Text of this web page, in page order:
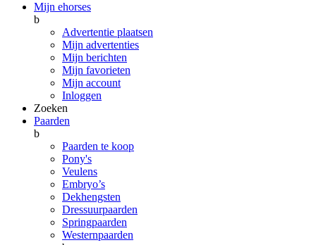
Mijn ehorses
b
Advertentie plaatsen
Mijn advertenties
Mijn berichten
Mijn favorieten
Mijn account
Inloggen
Zoeken
Paarden
b
Paarden te koop
Pony's
Veulens
Embryo’s
Dekhengsten
Dressuurpaarden
Springpaarden
Westernpaarden